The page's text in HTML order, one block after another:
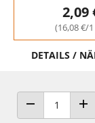
2,09
(16,08 €/
DETAILS /
ANZAHL